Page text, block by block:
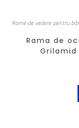
Rame de vedere pentru
Rama de
Grilamid